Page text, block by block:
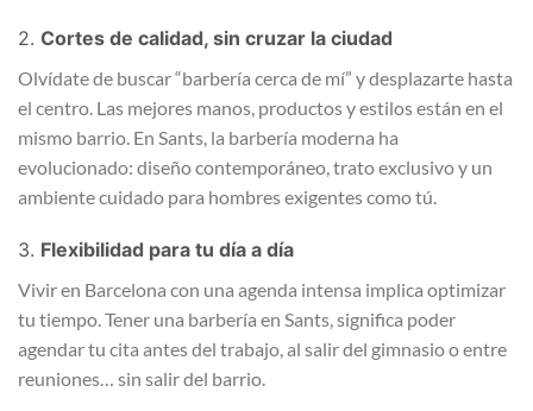
2. Cortes de calidad, sin cruzar la ciudad
Olvídate de buscar “barbería cerca de mí” y desplazarte hasta
el centro. Las mejores manos, productos y estilos están en el
mismo barrio. En Sants, la barbería moderna ha
evolucionado: diseño contemporáneo, trato exclusivo y un
ambiente cuidado para hombres exigentes como tú.
3. Flexibilidad para tu día a día
Vivir en Barcelona con una agenda intensa implica optimizar
tu tiempo. Tener una barbería en Sants, significa poder
agendar tu cita antes del trabajo, al salir del gimnasio o entre
reuniones… sin salir del barrio.